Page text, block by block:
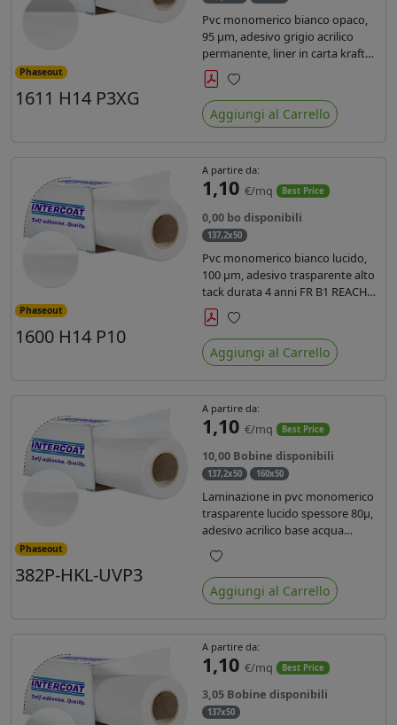
Phaseout
1611 H14 P3XG
Pvc monomerico bianco opaco,
95 µm, adesivo grigio acrilico
permanente, liner in carta kraft
siliconata 135gr/mq. Durata 3
anni, certificato FR B1, conforme
al REACH, stampa con ink
solvente, ecosolvente, uv e latex (
Preferiti
Aggiungi al Carrello
Phaseout
1600 H14 P10
A partire da:
1,10 €/mq Best Price
0,00 bo disponibili
137,2x50
Pvc monomerico bianco lucido,
100 µm, adesivo trasparente alto
tack durata 4 anni FR B1 REACH
per stampa solvente ecosolvente
uv latex, Liner in carta KRAFT
monosiliconata 135gr. brand
Intercoat.
Preferiti
Aggiungi al Carrello
Phaseout
382P-HKL-UVP3
A partire da:
1,10 €/mq Best Price
10,00 Bobine disponibili
137,2x50 160x50
Laminazione in pvc monomerico
trasparente lucido spessore 80µ,
adesivo acrilico base acqua
permanente, liner in carta
glassine siliconata da 72 gr. Durata
3 anni, ideale per laminare stampe
con ink solvente, eco-solvente e
Preferiti
Aggiungi al Carrello
A partire da:
1,10 €/mq Best Price
3,05 Bobine disponibili
137x50